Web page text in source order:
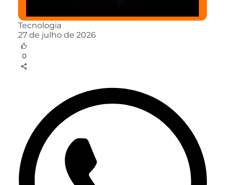
Tecnologia
27 de julho de 2026
0